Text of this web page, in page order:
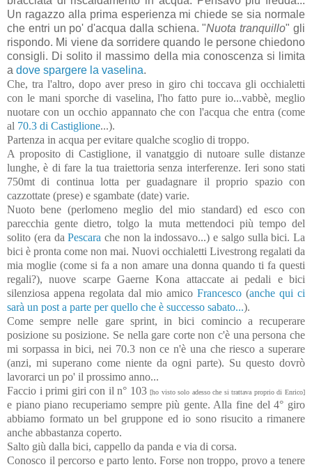
Un ragazzo alla prima esperienza mi chiede se sia normale
che entri un po' d'acqua dalla schiena. "Nuota tranquillo" gli
rispondo. Mi viene da sorridere quando le persone chiedono
consigli. Di solito il massimo della mia conoscenza si limita
a dove spargere la vaselina.
Che, tra l'altro, dopo aver preso in giro chi toccava gli occhialetti
con le mani sporche di vaselina, l'ho fatto pure io...vabbè, meglio
nuotare con un occhio appannato che con l'acqua che entra (come
al 70.3 di Castiglione...).
Partenza in acqua per evitare qualche scoglio di troppo.
A proposito di Castiglione, il vanatggio di nutoare sulle distanze
lunghe, è di fare la tua traiettoria senza interferenze. Ieri sono stati
750mt di continua lotta per guadagnare il proprio spazio con
cazzottate (prese) e sgambate (date) varie.
Nuoto bene (perlomeno meglio del mio standard) ed esco con
parecchia gente dietro, tolgo la muta mettendoci più tempo del
solito (era daPescara che non la indossavo...) e salgo sulla bici. La
bici è pronta come non mai. Nuovi occhialetti Livestrong regalati da
mia moglie (come si fa a non amare una donna quando ti fa questi
regali?), nuove scarpe Gaerne Kona attaccate ai pedali e bici
silenziosa appena regolata dal mio amico Francesco (anche qui ci
sarà un post a parte per quello che è successo sabato...).
Come sempre nelle gare sprint, in bici comincio a recuperare
posizione su posizione. Se nella gare corte non c'è una persona che
mi sorpassa in bici, nei 70.3 non ce n'è una che riesco a superare
(anzi, mi superano come niente da ogni parte). Su questo dovrò
lavorarci un po' il prossimo anno...
Faccio i primi giri con il n° 103[ho visto solo adesso che si trattava proprio di Enrico]
e piano piano recuperiamo sempre più gente. Alla fine del 4° giro
abbiamo formato un bel gruppone ed io sono risucito a rimanere
anche abbastanza coperto.
Salto giù dalla bici, cappello da panda e via di corsa.
Conosco il percorso e parto lento. Forse non troppo, provo a tenere